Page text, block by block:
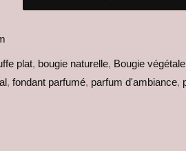
plat, bougie naturelle, Bougie végétale
, fondant parfumé, parfum d'ambiance,